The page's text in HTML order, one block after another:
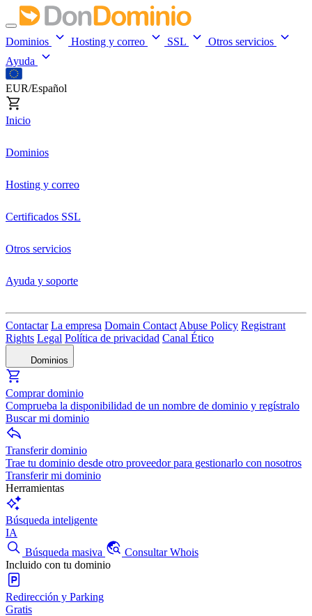
Dominios Hosting y correo SSL
Otros servicios
Ayuda
EUR/Español
Inicio
Dominios
Hosting y correo
Certificados SSL
Otros servicios
Ayuda y soporte
Contactar La empresa Domain Contact Abuse Policy Registrant
Rights Legal Política de privacidad Canal Ético
Dominios
Comprar dominio
Comprueba la disponibilidad de un nombre de dominio y regístralo
Buscar mi dominio
Transferir dominio
Trae tu dominio desde otro proveedor para gestionarlo con nosotros
Transferir mi dominio
Herramientas
Búsqueda inteligente
IA
Búsqueda masiva
Consultar Whois
Incluido con tu dominio
Redirección y Parking
Gratis